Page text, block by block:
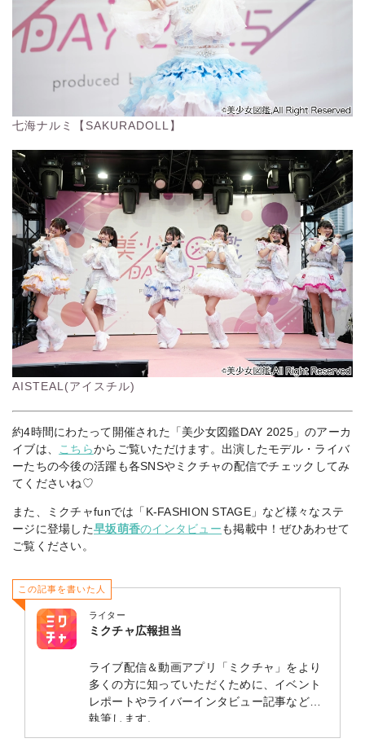
七海ナルミ【SAKURADOLL】
AISTEAL(アイスチル)
約4時間にわたって開催された「美少女図鑑DAY 2025」のアーカ
イブは、 こちらからご覧いただけます。出演したモデル・ライバ
ーたちの今後の活躍も各SNSやミクチャの配信でチェックしてみ
てくださいね♡
また、ミクチャfunでは「K-FASHION STAGE」など様々なステ
ージに登場した早坂萌香のインタビュー も掲載中！ぜひあわせて
ご覧ください。
この記事を書いた人
ライター
ミクチャ広報担当
ライブ配信＆動画アプリ「ミクチャ」をより
多くの方に知っていただくために、イベント
レポートやライバーインタビュー記事などを
執筆します。